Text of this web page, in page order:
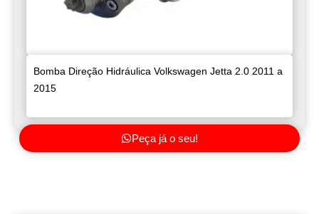
Bomba Direção Hidráulica Volkswagen Jetta 2.0 2011 a
2015
Peça já o seu!